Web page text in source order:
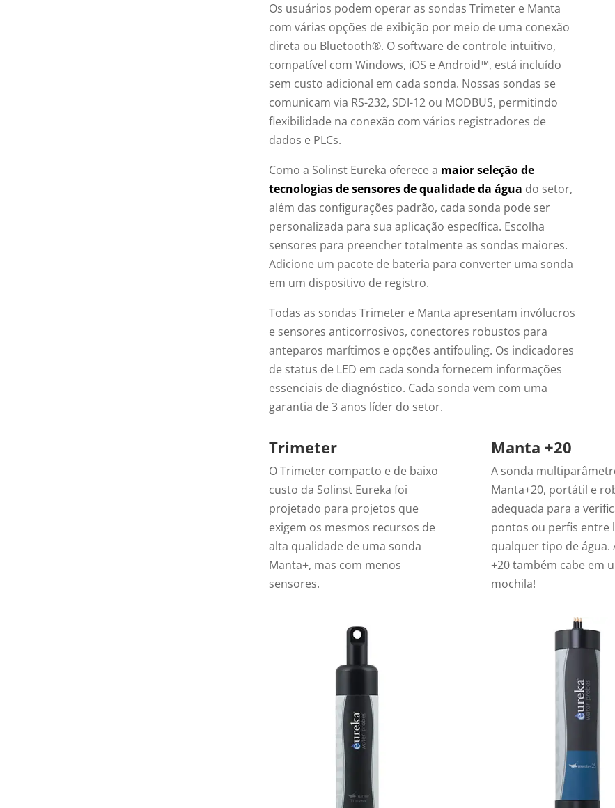
Os usuários podem operar as sondas Trimeter e Manta
com várias opções de exibição por meio de uma conexão
direta ou Bluetooth®. O software de controle intuitivo,
compatível com Windows, iOS e Android™, está incluído
sem custo adicional em cada sonda. Nossas sondas se
comunicam via RS-232, SDI-12 ou MODBUS, permitindo
flexibilidade na conexão com vários registradores de
dados e PLCs.
Como a Solinst Eureka oferece a maior seleção de
tecnologias de sensores de qualidade da água do setor,
além das configurações padrão, cada sonda pode ser
personalizada para sua aplicação específica. Escolha
sensores para preencher totalmente as sondas maiores.
Adicione um pacote de bateria para converter uma sonda
em um dispositivo de registro.
Todas as sondas Trimeter e Manta apresentam invólucros
e sensores anticorrosivos, conectores robustos para
anteparos marítimos e opções antifouling. Os indicadores
de status de LED em cada sonda fornecem informações
essenciais de diagnóstico. Cada sonda vem com uma
garantia de 3 anos líder do setor.
Trimeter
O Trimeter compacto e de baixo
custo da Solinst Eureka foi
projetado para projetos que
exigem os mesmos recursos de
alta qualidade de uma sonda
Manta+, mas com menos
sensores.
Manta +20
A sonda
Manta+20, portátil e
adequada para a
pontos ou perfis entre
qualquer tipo de água.
+20 também cabe em
mochila!